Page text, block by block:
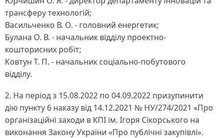
трансферу технологій;
Васильченко В. О. - головний енергетик;
Булана О. В. - начальник відділу проектно-
кошторисних робіт;
Ковтун Т. П. - начальник соціально-побутового
відділу.
2. На період з 15.08.2022 по 04.09.2022 призупинити
дію пункту 6 наказу від 14.12.2021 № НУ/274/2021 «Про
організаційні заходи в КПІ ім. Ігоря Сікорського на
виконання Закону України «Про публічні закупівлі».